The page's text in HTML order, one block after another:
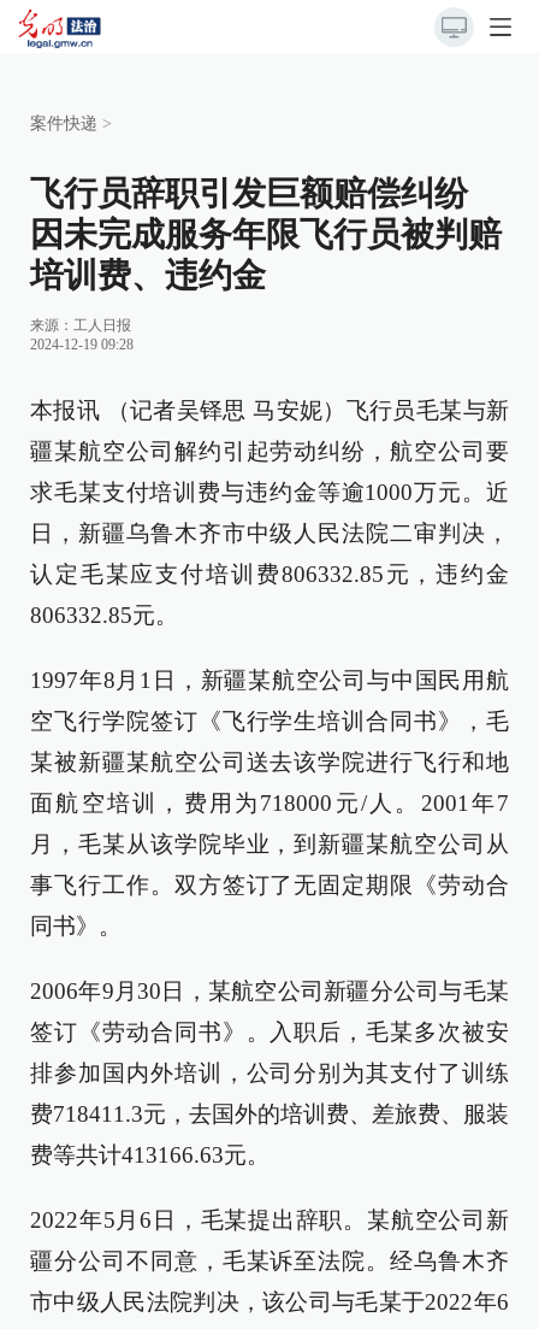
案件快递 >
飞行员辞职引发巨额赔偿纠纷
因未完成服务年限飞行员被判赔
培训费、违约金
来源： 工人日报
2024-12-19 09:28
本报讯 （记者吴铎思 马安妮）飞行员毛某与新
疆某航空公司解约引起劳动纠纷，航空公司要
求毛某支付培训费与违约金等逾1000万元。近
日，新疆乌鲁木齐市中级人民法院二审判决，
认定毛某应支付培训费806332.85元，违约金
806332.85元。
1997年8月1日，新疆某航空公司与中国民用航
空飞行学院签订《飞行学生培训合同书》，毛
某被新疆某航空公司送去该学院进行飞行和地
面航空培训，费用为718000元/人。2001年7
月，毛某从该学院毕业，到新疆某航空公司从
事飞行工作。双方签订了无固定期限《劳动合
同书》。
2006年9月30日，某航空公司新疆分公司与毛某
签订《劳动合同书》。入职后，毛某多次被安
排参加国内外培训，公司分别为其支付了训练
费718411.3元，去国外的培训费、差旅费、服装
费等共计413166.63元。
2022年5月6日，毛某提出辞职。某航空公司新
疆分公司不同意，毛某诉至法院。经乌鲁木齐
市中级人民法院判决，该公司与毛某于2022年6